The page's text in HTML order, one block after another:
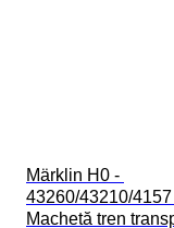
Märklin H0 -
43260/43210/4157
Machetă tren